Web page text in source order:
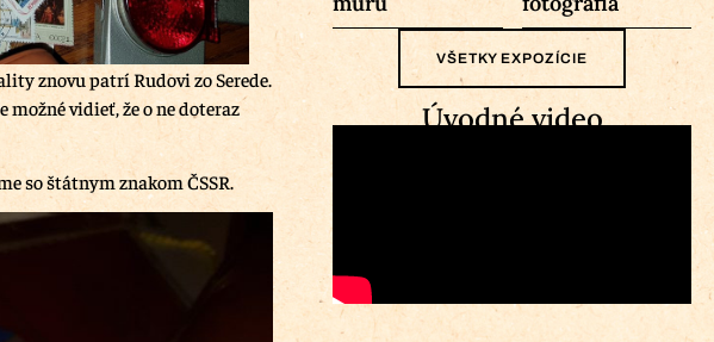
znovu patrí Rudovi zo Serede.
možné vidieť, že o ne doteraz
so štátnym znakom ČSSR.
VŠETKY EXPOZÍCIE
Úvodné video